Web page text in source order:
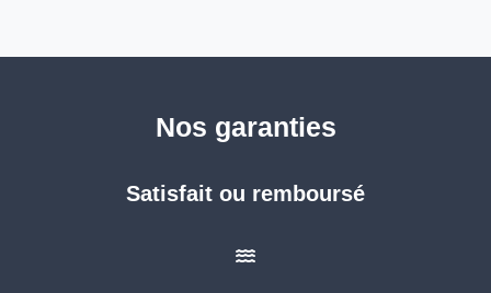
Nos garanties
Satisfait ou remboursé